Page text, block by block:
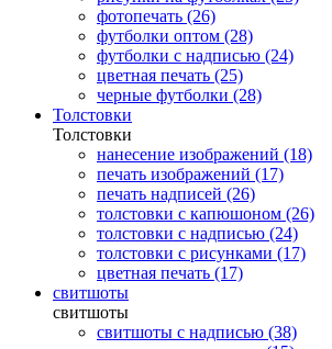
фотопечать (26)
футболки оптом (28)
футболки с надписью (24)
цветная печать (25)
черные футболки (28)
Толстовки
Толстовки
нанесение изображений (18)
печать изображений (17)
печать надписей (26)
толстовки с капюшоном (26)
толстовки с надписью (24)
толстовки с рисунками (17)
цветная печать (17)
свитшоты
свитшоты
свитшоты с надписью (38)